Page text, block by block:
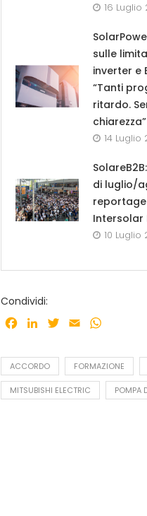
16 Luglio
sulle
inverter e
“Tanti
ritardo.
chiarezza”
14 Luglio
di luglio/
reportage
Intersolar
10 Luglio
Condividi:
Facebook
LinkedInTwitter
Email
ACCORDO FORMAZIONE
MITSUBISHI ELECTRIC POMPA